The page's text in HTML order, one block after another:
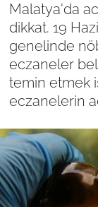
Malatya'da
dikkat. 19
genelinde
eczaneler
temin etmek
eczanelerin